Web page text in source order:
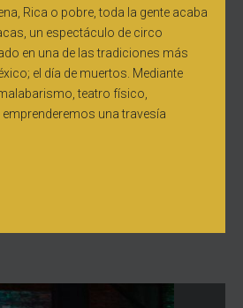
Rica o pobre, toda la gente acaba
un espectáculo de circo
en una de las tradiciones más
el día de muertos. Mediante
teatro físico,
una travesía